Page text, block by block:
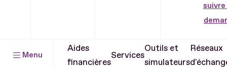
suivre
Menu
Aides
financières
Services
Outils et
simulateurs
Réseaux